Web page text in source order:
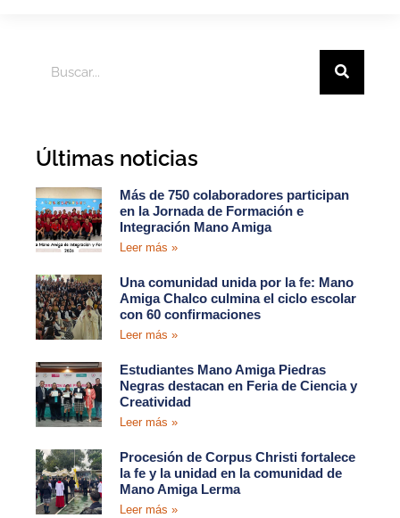
Últimas noticias
Más de 750 colaboradores participan
en la Jornada de Formación e
Integración Mano Amiga
Leer más »
Una comunidad unida por la fe: Mano
Amiga Chalco culmina el ciclo escolar
con 60 confirmaciones
Leer más »
Estudiantes Mano Amiga Piedras
Negras destacan en Feria de Ciencia y
Creatividad
Leer más »
Procesión de Corpus Christi fortalece
la fe y la unidad en la comunidad de
Mano Amiga Lerma
Leer más »